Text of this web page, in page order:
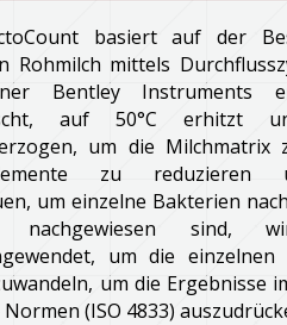
basiert auf der
Rohmilch mittels
Bentley Instruments
auf 50°C erhitzt
um die Milchmatrix
zu reduzieren
um einzelne Bakterien
nachgewiesen sind,
um die einzelnen
um die Ergebnisse
(ISO 4833)